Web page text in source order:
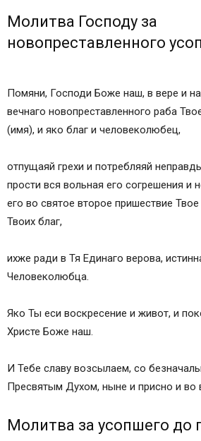
Молитва Господу за
новопреставленного
Помяни, Господи Боже наш, в вере и
вечнаго новопреставленного раба
(имя), и яко благ и человеколюбец,
отпущаяй грехи и потребляяй
прости вся вольная его согрешения и
его во святое второе пришествие
Твоих благ,
ихже ради в Тя Единаго верова,
Человеколюбца.
Яко Ты еси воскресение и живот, и
Христе Боже наш.
И Тебе славу возсылаем, со
Пресвятым Духом, ныне и присно и во
Молитва за усопшего до